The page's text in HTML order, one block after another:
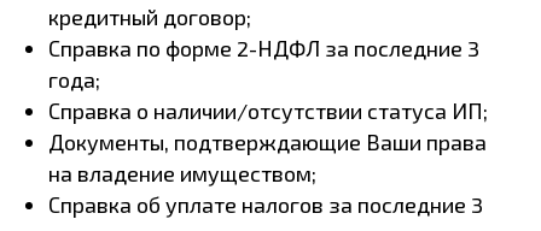
кредитный договор;
Справка по форме 2-НДФЛ за последние 3
года;
Справка о наличии/отсутствии статуса ИП;
Документы, подтверждающие Ваши права
на владение имуществом;
Справка об уплате налогов за последние 3